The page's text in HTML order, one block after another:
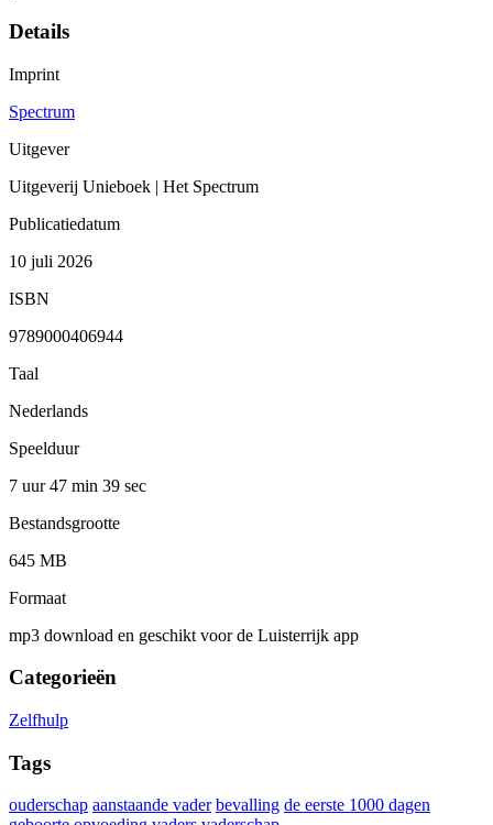
Details
Imprint
Spectrum
Uitgever
Uitgeverij Unieboek | Het Spectrum
Publicatiedatum
10 juli 2026
ISBN
9789000406944
Taal
Nederlands
Speelduur
7 uur 47 min 39 sec
Bestandsgrootte
645 MB
Formaat
mp3 download en geschikt voor de Luisterrijk app
Categorieën
Zelfhulp
Tags
ouderschap aanstaande vader bevalling de eerste 1000 dagen